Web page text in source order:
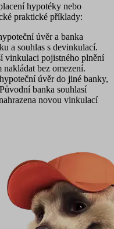
hypotéky nebo
praktické příklady:
úvěr a banka
a souhlas s devinkulací.
vinkulaci pojistného plnění
bez omezení.
úvěr do jiné banky,
banka souhlasí
novou vinkulací